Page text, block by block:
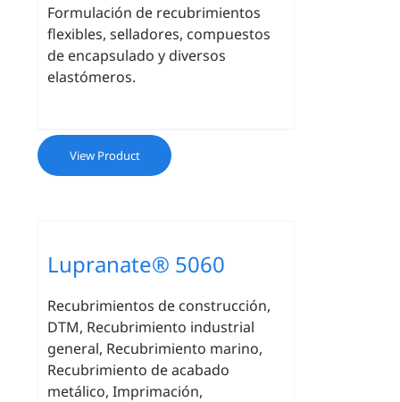
Formulación de recubrimientos
flexibles, selladores, compuestos
de encapsulado y diversos
elastómeros.
View Product
Lupranate® 5060
Recubrimientos de construcción,
DTM, Recubrimiento industrial
general, Recubrimiento marino,
Recubrimiento de acabado
metálico, Imprimación,